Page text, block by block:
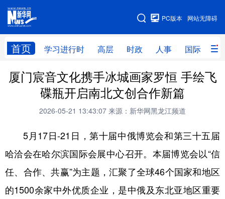
网站无障碍
PC版本
首页 学习进行时 高层 时政 人事 国际 财
网站地图
学习进行时 高层 时政 人事
财经 网评
全球连线
科技 科普 体育 文化
健康 军事 访谈 视频
厦门宸音文化携手冰城画家罗恒 手绘飞
碟瓶开启南北文创合作新篇
2026-05-21 13:43:07 来源：新华网黑龙江频道
5月17日-21日，第十届中俄博览会和第三十五届
哈洽会在哈尔滨国际会展中心召开。本届博览会以“信
任、合作、共赢”为主题，汇聚了全球46个国家和地区
的1500余家中外优质企业，是中俄及东北亚地区重要